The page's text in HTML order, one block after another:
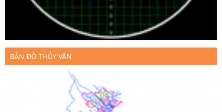
BẢN ĐỒ THỦY VĂN